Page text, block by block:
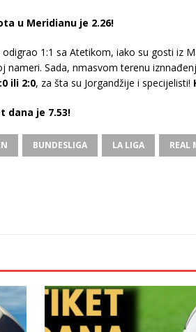
u Meridianu je 2.26!
1:1 sa Atetikom, iako su gosti iz
nameri. Sada, nmasvom terenu
ili 2:0, za šta su Jorgandžije i specijelisti!
dana je 7.53!
BUNDESLIGA LA LIGA REAL